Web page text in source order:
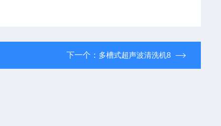
下一个： 多槽式超声波清洗机8